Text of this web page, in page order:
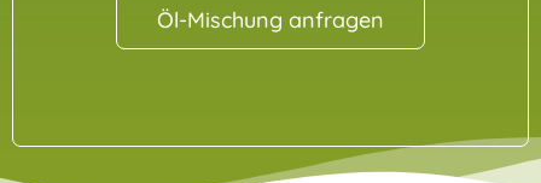
Öl-Mischung anfragen